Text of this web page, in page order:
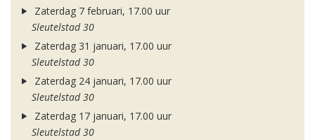
Zaterdag 7 februari, 17.00 uur
Sleutelstad 30
Zaterdag 31 januari, 17.00 uur
Sleutelstad 30
Zaterdag 24 januari, 17.00 uur
Sleutelstad 30
Zaterdag 17 januari, 17.00 uur
Sleutelstad 30